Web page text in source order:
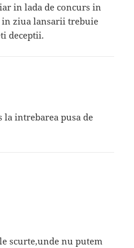
in lada de concurs in
ziua lansarii trebuie
deceptii.
la intrebarea pusa de
scurte,unde nu putem